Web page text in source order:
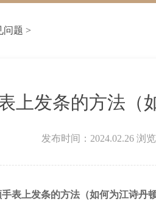
楼W3座6层602室（需提前预约）
问题 >
上发条的方法（
发布时间：2024.02.26 浏览
表上发条的方法（如何为江诗丹